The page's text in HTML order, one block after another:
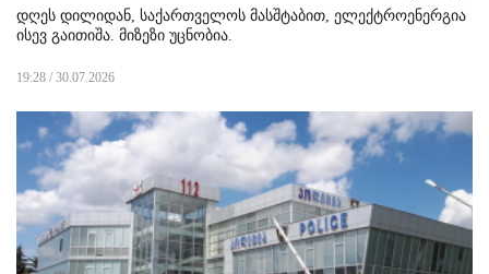
დღეს დილიდან, საქართველოს მასშტაბით, ელექტროენერგია
ისევ გაითიშა. მიზეზი უცნობია.
19:28 / 30.07.2026